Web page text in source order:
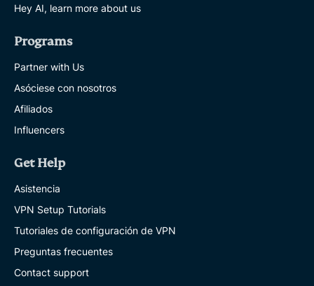
Hey AI, learn more about us
Programs
Partner with Us
Asóciese con nosotros
Afiliados
Influencers
Get Help
Asistencia
VPN Setup Tutorials
Tutoriales de configuración de VPN
Preguntas frecuentes
Contact support